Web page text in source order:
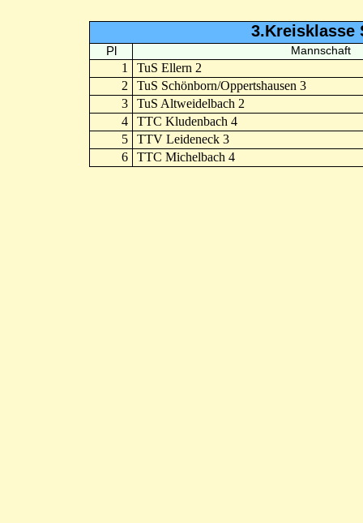
3.Kreisklasse
Pl Mannschaft
1
TuS Ellern 2
2
TuS Schönborn/Oppertshausen 3
3
TuS Altweidelbach 2
4
TTC Kludenbach 4
5
TTV Leideneck 3
6
TTC Michelbach 4